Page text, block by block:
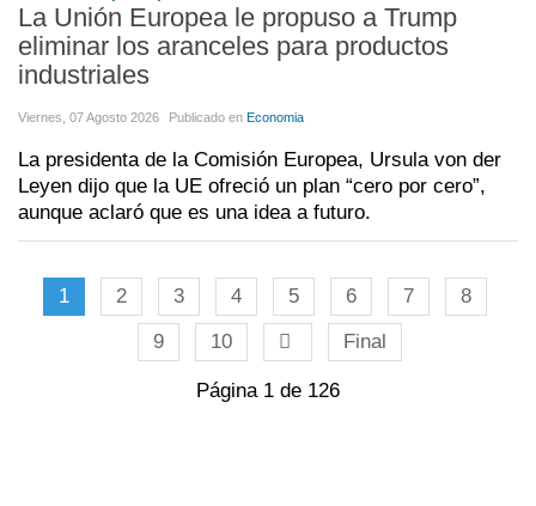
La Unión Europea le propuso a Trump
eliminar los aranceles para productos
industriales
Viernes, 07 Agosto 2026 Publicado en Economia
La presidenta de la Comisión Europea, Ursula von der
Leyen dijo que la UE ofreció un plan “cero por cero”,
aunque aclaró que es una idea a futuro.
1 2 3 4 5 6 7
8
9
10 Final
Página 1 de 126